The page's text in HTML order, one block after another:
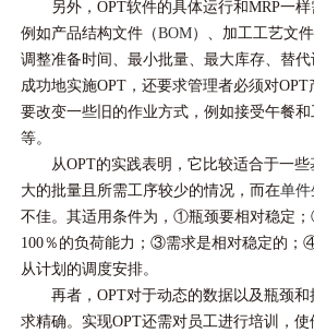
另外，OPT软件的具体运行和MRP一样
例如产品结构文件（BOM）、加工工艺文
调整准备时间、最小批量、最大库存、替
成功地实施OPT，还要求管理者必须对OPT
要改变一些旧的作业方式，例如接受午餐
等。
从OPT的实践表明，它比较适合于一些
大的批量且所需工序较少的情况，而在单
不佳。其适用条件为，①瓶颈要相对稳定
100％的负荷能力；③需求是相对稳定的；
从计划的调度安排。
再者，OPT对于动态的数据以及瓶颈和
求精确。实现OPT还需对员工进行培训，